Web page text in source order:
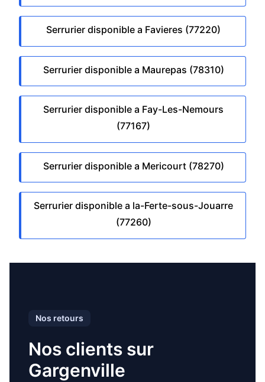
Serrurier disponible a Favieres (77220)
Serrurier disponible a Maurepas (78310)
Serrurier disponible a Fay-Les-Nemours
(77167)
Serrurier disponible a Mericourt (78270)
Serrurier disponible a la-Ferte-sous-Jouarre
(77260)
Nos retours
Nos clients sur
Gargenville